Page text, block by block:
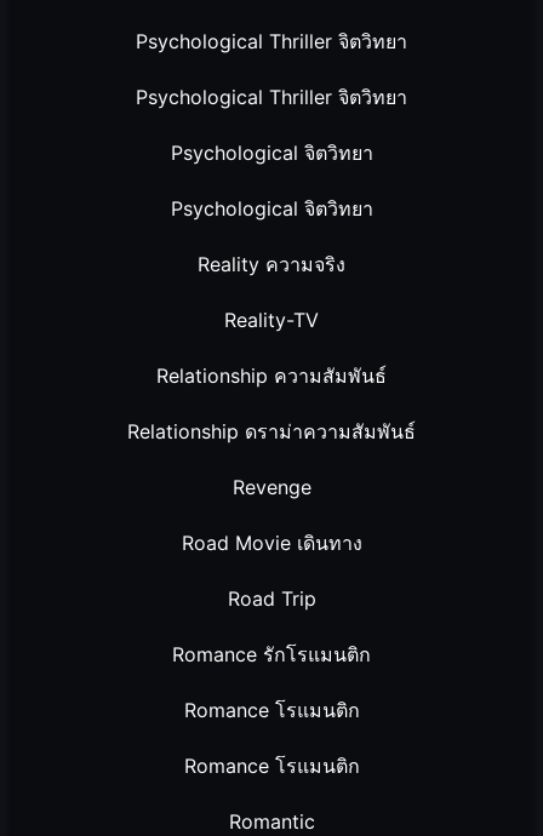
Psychological Thriller จิตวิทยา
Psychological Thriller จิตวิทยา
Psychological จิตวิทยา
Psychological จิตวิทยา
Reality ความจริง
Reality-TV
Relationship ความสัมพันธ์
Relationship ดราม่าความสัมพันธ์
Revenge
Road Movie เดินทาง
Road Trip
Romance รักโรแมนติก
Romance โรแมนติก
Romance โรแมนติก
Romantic